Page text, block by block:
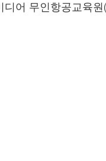
어 무인항공교육